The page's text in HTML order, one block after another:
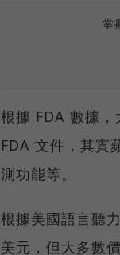
掌
根據 FDA 數據
FDA 文件，其實
測功能等。
根據美國語言聽
美元，但大多數